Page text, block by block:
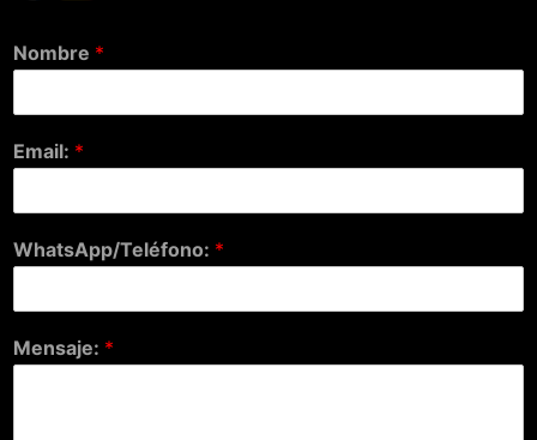
Nombre *
Email: *
WhatsApp/Teléfono: *
Mensaje: *